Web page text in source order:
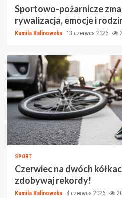
Sportowo-pożarnicze
rywalizacja, emocje i
Kamila Kalinowska 13 czerwca 2026
SPORT
Czerwiec na dwóch
zdobywaj rekordy!
Kamila Kalinowska 4 czerwca 2026